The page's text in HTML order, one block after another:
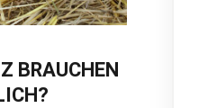
BRAUCHEN